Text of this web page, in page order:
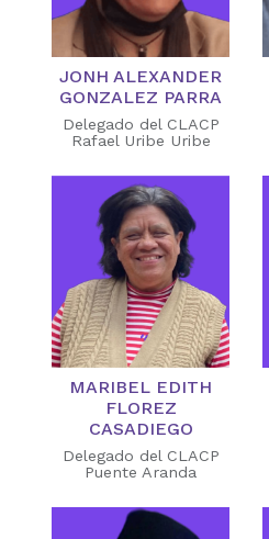
JONH ALEXANDER
GONZALEZ PARRA
Delegado del CLACP
Rafael Uribe Uribe
MARIBEL EDITH
FLOREZ
CASADIEGO
Delegado del CLACP
Puente Aranda